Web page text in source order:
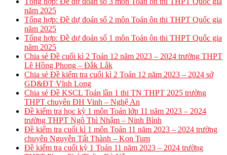
năm 2025
Tổng hợp: Đề dự đoán số 2 môn Toán ôn thi THPT Quốc gia
năm 2025
Tổng hợp: Đề dự đoán số 1 môn Toán ôn thi THPT Quốc gia
năm 2025
Chia sẻ Đề cuối kì 2 Toán 12 năm 2023 – 2024 trường THPT
Lê Hồng Phong – Đắk Lắk
Chia sẻ Đề kiểm tra cuối kì 2 Toán 12 năm 2023 – 2024 sở
GD&ĐT Vĩnh Long
Chia sẻ Đề KSCL Toán lần 1 thi TN THPT 2025 trường
THPT chuyên ĐH Vinh – Nghệ An
Đề kiểm tra học kỳ 1 môn Toán lớp 11 năm 2023 – 2024
trường THPT Ngô Thì Nhậm – Ninh Bình
Đề kiểm tra cuối kì 1 môn Toán 11 năm 2023 – 2024 trường
chuyên Nguyễn Tất Thành – Kon Tum
Đề kiểm tra cuối kỳ 1 Toán 11 năm 2023 – 2024 trường